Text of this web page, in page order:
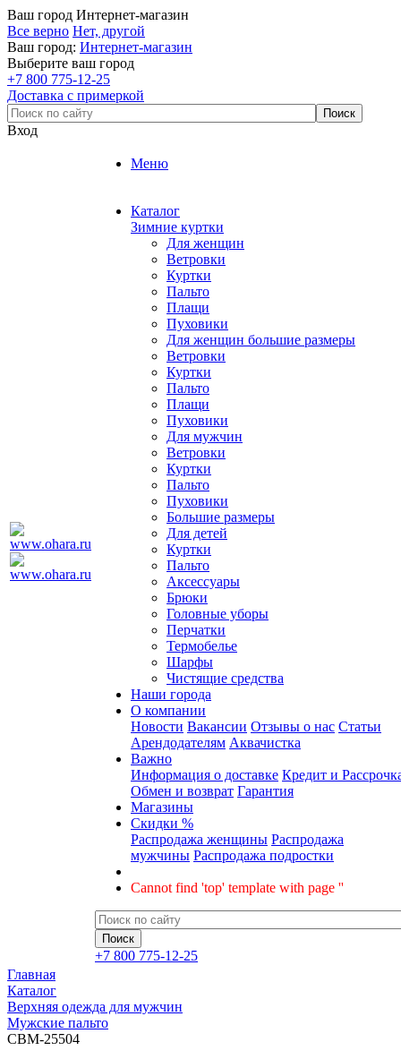
Ваш город Интернет-магазин
Все верно Нет, другой
Ваш город: Интернет-магазин
Выберите ваш город
+7 800 775-12-25
Доставка с примеркой
Вход
Меню
Каталог
Зимние куртки
Для женщин
Ветровки
Куртки
Пальто
Плащи
Пуховики
Для женщин большие размеры
Ветровки
Куртки
Пальто
Плащи
Пуховики
Для мужчин
Ветровки
Куртки
Пальто
Пуховики
Большие размеры
Для детей
Куртки
Пальто
Аксессуары
Брюки
Головные уборы
Перчатки
Термобелье
Шарфы
Чистящие средства
Наши города
О компании
Новости Вакансии Отзывы о нас Статьи
Арендодателям Аквачистка
Важно
Информация о доставке Кредит и
Обмен и возврат Гарантия
Магазины
Скидки %
Распродажа женщины Распродажа
мужчины Распродажа подростки
Cannot find 'top' template with page ''
+7 800 775-12-25
Главная
Каталог
Верхняя одежда для мужчин
Мужские пальто
CBM-25504